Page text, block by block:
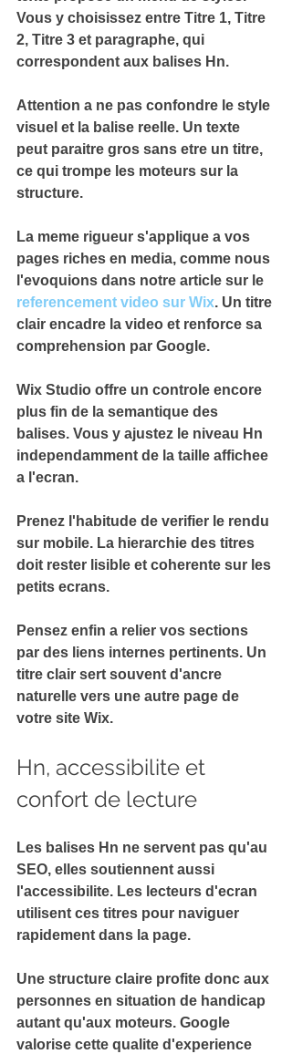
Vous y choisissez entre Titre 1, Titre
2, Titre 3 et paragraphe, qui
correspondent aux balises Hn.
Attention a ne pas confondre le style
visuel et la balise reelle. Un texte
peut paraitre gros sans etre un titre,
ce qui trompe les moteurs sur la
structure.
La meme rigueur s'applique a vos
pages riches en media, comme nous
l'evoquions dans notre article sur le
referencement video sur Wix. Un titre
clair encadre la video et renforce sa
comprehension par Google.
Wix Studio offre un controle encore
plus fin de la semantique des
balises. Vous y ajustez le niveau Hn
independamment de la taille affichee
a l'ecran.
Prenez l'habitude de verifier le rendu
sur mobile. La hierarchie des titres
doit rester lisible et coherente sur les
petits ecrans.
Pensez enfin a relier vos sections
par des liens internes pertinents. Un
titre clair sert souvent d'ancre
naturelle vers une autre page de
votre site Wix.
Hn, accessibilite et
confort de lecture
Les balises Hn ne servent pas qu'au
SEO, elles soutiennent aussi
l'accessibilite. Les lecteurs d'ecran
utilisent ces titres pour naviguer
rapidement dans la page.
Une structure claire profite donc aux
personnes en situation de handicap
autant qu'aux moteurs. Google
valorise cette qualite d'experience